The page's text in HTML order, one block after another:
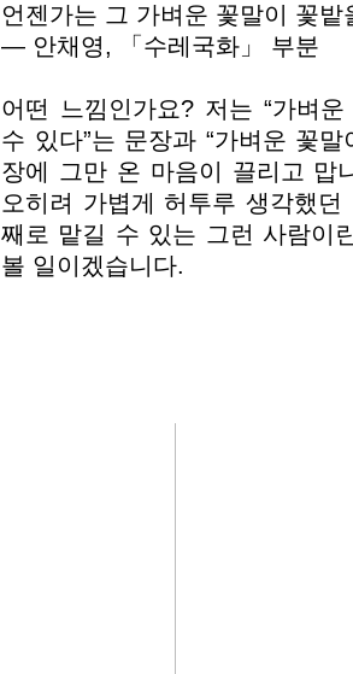
언젠가는 그 가벼운 꽃말이 꽃
― 안채영, 「수레국화」 부분
어떤 느낌인가요? 저는 “가벼
수 있다”는 문장과 “가벼운 꽃
장에 그만 온 마음이 끌리고 맙
오히려 가볍게 허투루 생각했
째로 맡길 수 있는 그런 사람이
볼 일이겠습니다.